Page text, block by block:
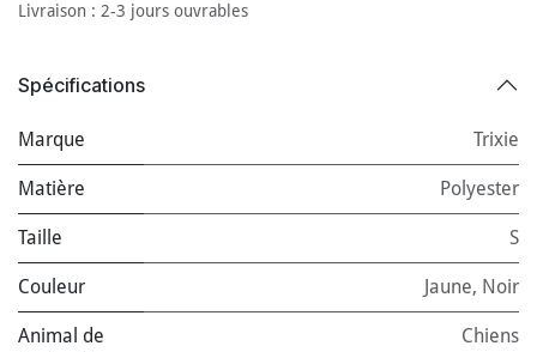
Livraison : 2-3 jours ouvrables
Spécifications
Marque Trixie
Matière Polyester
Taille S
Couleur Jaune, Noir
Animal de
Chiens